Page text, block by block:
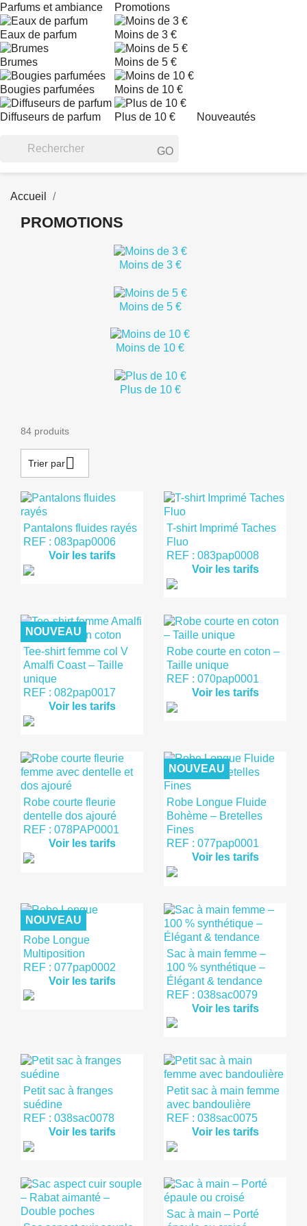
Parfums et ambiance
Eaux de parfum
Brumes
Bougies parfumées
Diffuseurs de parfum
Promotions
Moins de 3 €
Moins de 5 €
Moins de 10 €
Plus de 10 € Nouveautés
GO
Accueil
PROMOTIONS
Moins de 3 €
Moins de 5 €
Moins de 10 €
Plus de 10 €
84 produits
Trier par
Pantalons fluides rayés
REF : 083pap0006
Voir les tarifs
T-shirt Imprimé Taches
Fluo
REF : 083pap0008
Voir les tarifs
Tee-shirt femme col V
Amalfi Coast – Taille
unique
REF : 082pap0017
Voir les tarifs
NOUVEAU
Robe courte en coton –
Taille unique
REF : 070pap0001
Voir les tarifs
Robe courte fleurie
dentelle dos ajouré
REF : 078PAP0001
Voir les tarifs
Robe Longue Fluide
Bohème – Bretelles
Fines
REF : 077pap0001
Voir les tarifs
NOUVEAU
Robe Longue
Multiposition
REF : 077pap0002
Voir les tarifs
NOUVEAU
Sac à main femme –
100 % synthétique –
Élégant & tendance
REF : 038sac0079
Voir les tarifs
Petit sac à franges
suédine
REF : 038sac0078
Voir les tarifs
Petit sac à main femme
avec bandoulière
REF : 038sac0075
Voir les tarifs
Sac à main – Porté